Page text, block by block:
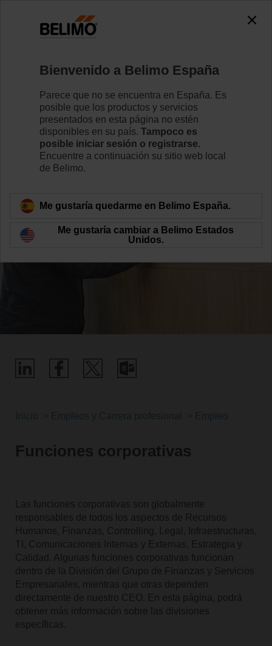
Funciones corporativas
Las funciones corporativas son globalmente
responsables de todos los aspectos de Recursos
Humanos, Finanzas, Controlling, Legal, Infraestructuras,
TI, Comunicaciones Internas y Externas, Estrategia y
Calidad. Algunas funciones corporativas funcionan
dentro de la División del Grupo de Finanzas y Servicios
Empresariales, mientras que otras dependen
directamente de nuestro CEO. En esta página, podrá
obtener más información sobre las divisiones
específicas.
Bienvenido a Belimo España
Parece que no se encuentra en España. Es
posible que los productos y servicios
presentados en esta página no estén
disponibles en su país. Tampoco es
posible iniciar sesión o registrarse.
Encuentre a continuación su sitio web local
de Belimo.
Me gustaría quedarme en Belimo España.
Me gustaría cambiar a Belimo Estados
Unidos.